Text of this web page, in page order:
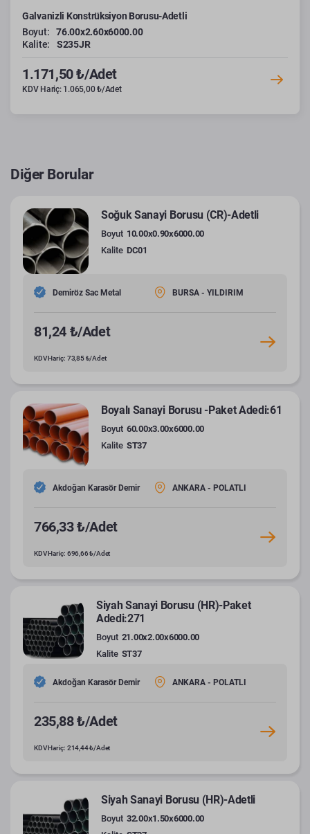
Galvanizli Konstrüksiyon Borusu-Adetli
Boyut:
76.00x2.60x6000.00
Kalite:
S235JR
1.171,50 ₺/Adet
KDV Hariç: 1.065,00 ₺/Adet
Diğer Borular
Soğuk Sanayi Borusu (CR)-Adetli
Boyut 10.00x0.90x6000.00
Kalite DC01
Demiröz Sac Metal BURSA - YILDIRIM
81,24 ₺/Adet
KDV Hariç: 73,85 ₺/Adet
Boyalı Sanayi Borusu -Paket Adedi:61
Boyut 60.00x3.00x6000.00
Kalite ST37
Akdoğan Karasör Demir ANKARA - POLATLI
766,33 ₺/Adet
KDV Hariç: 696,66 ₺/Adet
Siyah Sanayi Borusu (HR)-Paket
Adedi:271
Boyut 21.00x2.00x6000.00
Kalite ST37
Akdoğan Karasör Demir ANKARA - POLATLI
235,88 ₺/Adet
KDV Hariç: 214,44 ₺/Adet
Siyah Sanayi Borusu (HR)-Adetli
Boyut 32.00x1.50x6000.00